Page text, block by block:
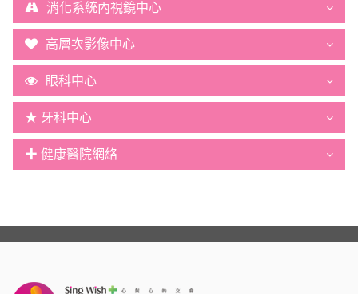
消化系統內視鏡中心
高層次影像中心
眼科中心
★ 牙科中心
✚ 健康醫院網絡